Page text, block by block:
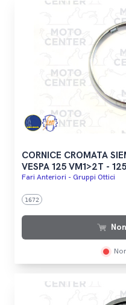
CORNICE CROMATA
VESPA 125 VM1>2T -
Fari Anteriori - Gruppi Ottici
1672